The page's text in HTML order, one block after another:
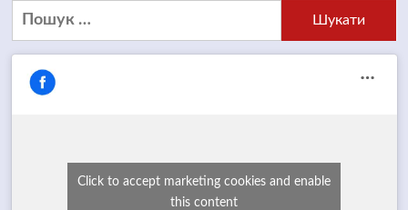
Пошук:
Click to accept marketing cookies and enable
this content